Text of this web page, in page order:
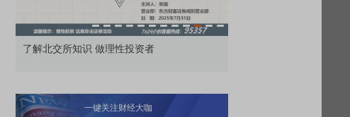
市价委托那么多种，究竟怎么用？
一键关注财经大咖